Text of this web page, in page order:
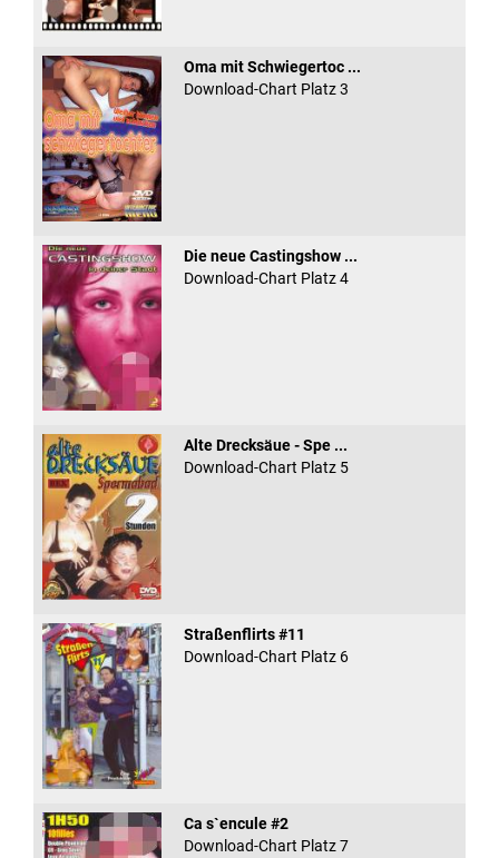
Oma mit Schwiegertoc ...
Download-Chart Platz 3
Die neue Castingshow ...
Download-Chart Platz 4
Alte Drecksäue - Spe ...
Download-Chart Platz 5
Straßenflirts #11
Download-Chart Platz 6
Ca s`encule #2
Download-Chart Platz 7